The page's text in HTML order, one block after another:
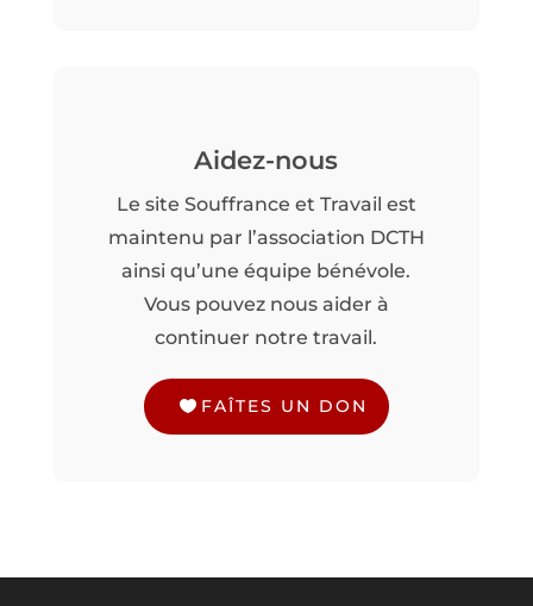
Aidez-nous
Le site Souffrance et Travail est
maintenu par l’association DCTH
ainsi qu’une équipe bénévole.
Vous pouvez nous aider à
continuer notre travail.
FAÎTES UN DON